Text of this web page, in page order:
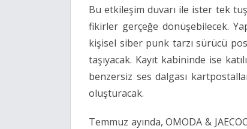
Bu etkileşim duvarı ile ister tek
fikirler gerçeğe dönüşebilecek.
kişisel siber punk tarzı sürücü
taşıyacak. Kayıt kabininde ise
benzersiz ses dalgası
oluşturacak.
Temmuz ayında, OMODA &